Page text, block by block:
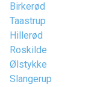
Birkerød
Taastrup
Hillerød
Roskilde
Ølstykke
Slangerup